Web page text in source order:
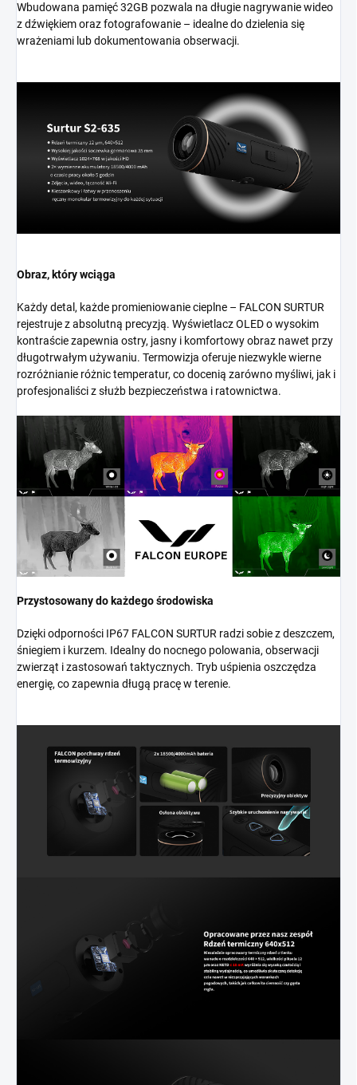
Wbudowana pamięć 32GB pozwala na długie nagrywanie wideo
z dźwiękiem oraz fotografowanie – idealne do dzielenia się
wrażeniami lub dokumentowania obserwacji.
Obraz, który wciąga
Każdy detal, każde promieniowanie cieplne – FALCON SURTUR
rejestruje z absolutną precyzją. Wyświetlacz OLED o wysokim
kontraście zapewnia ostry, jasny i komfortowy obraz nawet przy
długotrwałym używaniu. Termowizja oferuje niezwykle wierne
rozróżnianie różnic temperatur, co docenią zarówno myśliwi, jak i
profesjonaliści z służb bezpieczeństwa i ratownictwa.
Przystosowany do każdego środowiska
Dzięki odporności IP67 FALCON SURTUR radzi sobie z deszczem,
śniegiem i kurzem. Idealny do nocnego polowania, obserwacji
zwierząt i zastosowań taktycznych. Tryb uśpienia oszczędza
energię, co zapewnia długą pracę w terenie.